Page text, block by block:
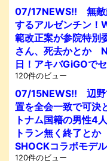
07/17NEWS!! 無敵
するアルゼンチン
範改正案が参院特
さん、死去かとか
日！アキバGiGOで
120件のビュー
07/15NEWS!! 辺野
置を全会一致で可
トナム国籍の男性4
トラン無く終了と
SHOCKコラボモデ
120件のビュー